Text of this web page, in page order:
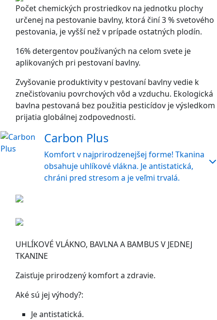
Počet chemických prostriedkov na jednotku plochy
určenej na pestovanie bavlny, ktorá činí 3 % svetového
pestovania, je vyšší než v prípade ostatných plodín.
16% detergentov používaných na celom svete je
aplikovaných pri pestovaní bavlny.
Zvyšovanie produktivity v pestovaní bavlny vedie k
znečisťovaniu povrchových vôd a vzduchu. Ekologická
bavlna pestovaná bez použitia pesticídov je výsledkom
prijatia globálnej zodpovednosti.
Carbon Plus
Komfort v najprirodzenejšej forme! Tkanina
obsahuje uhlíkové vlákna. Je antistatická,
chráni pred stresom a je veľmi trvalá.
UHLÍKOVÉ VLÁKNO, BAVLNA A BAMBUS V JEDNEJ
TKANINE
Zaisťuje prirodzený komfort a zdravie.
Aké sú jej výhody?:
Je antistatická.